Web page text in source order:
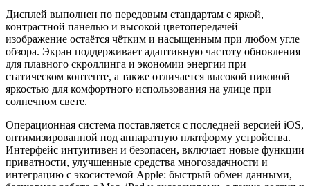
Дисплей выполнен по передовым стандартам с яркой,
контрастной панелью и высокой цветопередачей —
изображение остаётся чётким и насыщенным при любом угле
обзора. Экран поддерживает адаптивную частоту обновления
для плавного скроллинга и экономии энергии при
статическом контенте, а также отличается высокой пиковой
яркостью для комфортного использования на улице при
солнечном свете.
Операционная система поставляется с последней версией iOS,
оптимизированной под аппаратную платформу устройства.
Интерфейс интуитивен и безопасен, включает новые функции
приватности, улучшенные средства многозадачности и
интеграцию с экосистемой Apple: быстрый обмен данными,